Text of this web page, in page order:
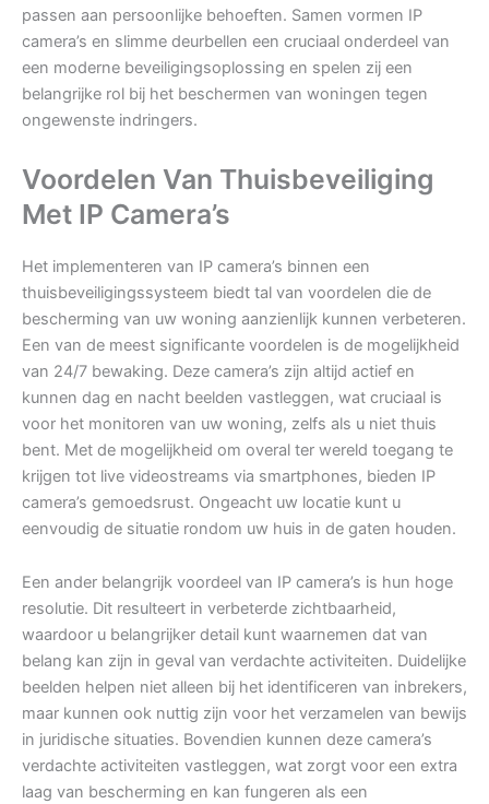
passen aan persoonlijke behoeften. Samen vormen IP
camera’s en slimme deurbellen een cruciaal onderdeel van
een moderne beveiligingsoplossing en spelen zij een
belangrijke rol bij het beschermen van woningen tegen
ongewenste indringers.
Voordelen Van Thuisbeveiliging
Met IP Camera’s
Het implementeren van IP camera’s binnen een
thuisbeveiligingssysteem biedt tal van voordelen die de
bescherming van uw woning aanzienlijk kunnen verbeteren.
Een van de meest significante voordelen is de mogelijkheid
van 24/7 bewaking. Deze camera’s zijn altijd actief en
kunnen dag en nacht beelden vastleggen, wat cruciaal is
voor het monitoren van uw woning, zelfs als u niet thuis
bent. Met de mogelijkheid om overal ter wereld toegang te
krijgen tot live videostreams via smartphones, bieden IP
camera’s gemoedsrust. Ongeacht uw locatie kunt u
eenvoudig de situatie rondom uw huis in de gaten houden.
Een ander belangrijk voordeel van IP camera’s is hun hoge
resolutie. Dit resulteert in verbeterde zichtbaarheid,
waardoor u belangrijker detail kunt waarnemen dat van
belang kan zijn in geval van verdachte activiteiten. Duidelijke
beelden helpen niet alleen bij het identificeren van inbrekers,
maar kunnen ook nuttig zijn voor het verzamelen van bewijs
in juridische situaties. Bovendien kunnen deze camera’s
verdachte activiteiten vastleggen, wat zorgt voor een extra
laag van bescherming en kan fungeren als een